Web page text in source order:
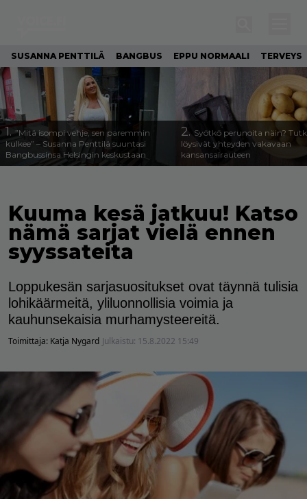
SUSANNA PENTTILÄ BANGBUS EPPU NORMAALI TERVEYS
1.”Mitä isompi vehje, sen paremmin
kulkee” – Susanna Penttilä suuntasi
Bangbussinsa Helsingin keskustaan
2. Syötkö perunoita näin?
löysivät yhteyden vakavaan
kansansairauteen
Kuuma kesä jatkuu! Katso
nämä sarjat vielä ennen
syyssateita
Loppukesän sarjasuositukset ovat täynnä tulisia
lohikäärmeitä, yliluonnollisia voimia ja
kauhunsekaisia murhamysteereitä.
Toimittaja: Katja Nygard Julkaistu: 15.8.2022 15:49